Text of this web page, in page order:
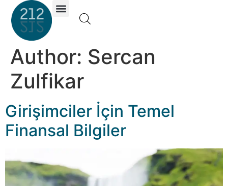
Author: Sercan
Zulfikar
Girişimciler İçin Temel
Finansal Bilgiler